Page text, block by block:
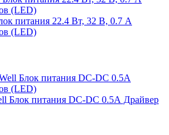
питания 22.4 Вт, 32 В, 0.7 А
(LED)
Блок питания DC-DC 0.5А Драйвер